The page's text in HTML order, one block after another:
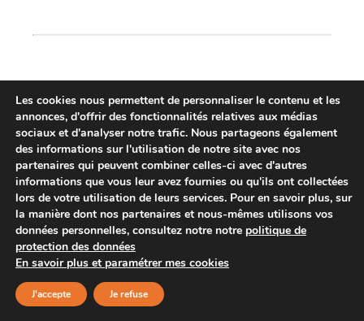
FLUID’O CALC 2 ET 7
Les cookies nous permettent de personnaliser le contenu et les
annonces, d'offrir des fonctionnalités relatives aux médias
sociaux et d'analyser notre trafic. Nous partageons également
des informations sur l'utilisation de notre site avec nos
partenaires qui peuvent combiner celles-ci avec d'autres
informations que vous leur avez fournies ou qu'ils ont collectées
lors de votre utilisation de leurs services. Pour en savoir plus, sur
la manière dont nos partenaires et nous-mêmes utilisons vos
données personnelles, consultez notre notre politique de
protection des données
En savoir plus et paramétrer mes cookies
J'accepte Je refuse